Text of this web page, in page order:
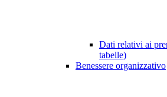
Dati relativi ai
tabelle)
Benessere organizzativo